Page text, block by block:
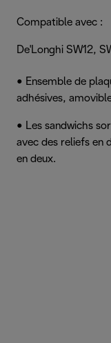
Compatible avec :
De'Longhi SW12,
• Ensemble de
adhésives,
• Les sandwichs
avec des reliefs en
en deux.